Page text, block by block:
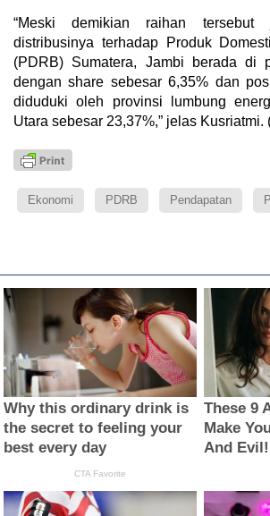
“Meski demikian raihan
distribusinya terhadap Produk
(PDRB) Sumatera, Jambi berada di
dengan share sebesar 6,35% dan
diduduki oleh provinsi lumbung
Utara sebesar 23,37%,” jelas Kusriatmi.
Ekonomi PDRB Pendapatan